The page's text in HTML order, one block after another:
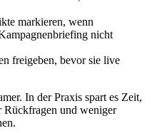
markieren, wenn
nicht
freigeben, bevor sie live
In der Praxis spart es Zeit,
und weniger